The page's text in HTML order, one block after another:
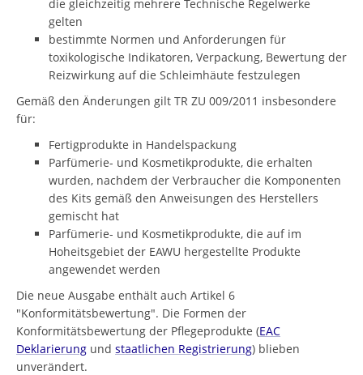
die gleichzeitig mehrere Technische Regelwerke
gelten
bestimmte Normen und Anforderungen für
toxikologische Indikatoren, Verpackung, Bewertung der
Reizwirkung auf die Schleimhäute festzulegen
Gemäß den Änderungen gilt TR ZU 009/2011 insbesondere
für:
Fertigprodukte in Handelspackung
Parfümerie- und Kosmetikprodukte, die erhalten
wurden, nachdem der Verbraucher die Komponenten
des Kits gemäß den Anweisungen des Herstellers
gemischt hat
Parfümerie- und Kosmetikprodukte, die auf im
Hoheitsgebiet der EAWU hergestellte Produkte
angewendet werden
Die neue Ausgabe enthält auch Artikel 6
"Konformitätsbewertung". Die Formen der
Konformitätsbewertung der Pflegeprodukte (EAC
Deklarierung und staatlichen Registrierung) blieben
unverändert.